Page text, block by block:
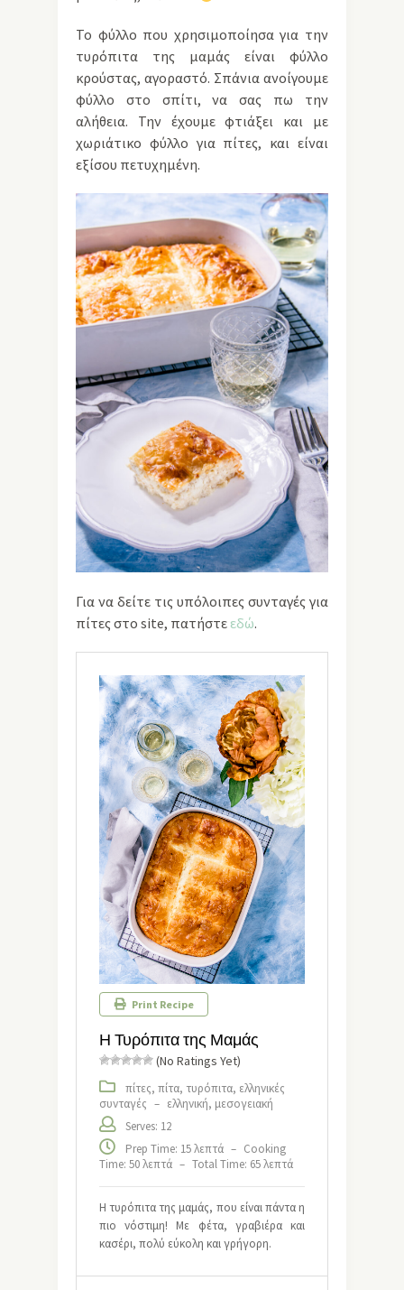
Το φύλλο που χρησιμοποίησα για την
τυρόπιτα της μαμάς είναι φύλλο
κρούστας, αγοραστό. Σπάνια ανοίγουμε
φύλλο στο σπίτι, να σας πω την
αλήθεια. Την έχουμε φτιάξει και με
χωριάτικο φύλλο για πίτες, και είναι
εξίσου πετυχημένη.
Για να δείτε τις υπόλοιπες συνταγές για
πίτες στο site, πατήστε εδώ.
Print Recipe
Η Τυρόπιτα της Μαμάς
(No Ratings Yet)
πίτες, πίτα, τυρόπιτα, ελληνικές
συνταγές – ελληνική, μεσογειακή
Serves: 12
Prep Time: 15 λεπτά – Cooking
Time: 50 λεπτά – Total Time: 65 λεπτά
Η τυρόπιτα της μαμάς, που είναι πάντα η
πιο νόστιμη! Με φέτα, γραβιέρα και
κασέρι, πολύ εύκολη και γρήγορη.